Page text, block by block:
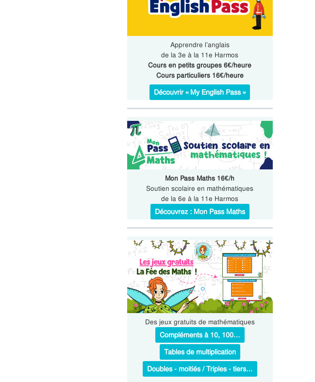
Apprendre l’anglais
de la 3e à la 11e Harmos
Cours en petits groupes 6€/heure
Cours particuliers 16€/heure
Découvrir « My English Pass »
Mon Pass Maths 16€/h
Soutien scolaire en mathématiques
de la 6e à la 11e Harmos
Découvrez : Mon Pass Maths
Des jeux gratuits de mathématiques
Compléments à 10, 100…
Tables de multiplication
Doubles - moitiés / Triples - tiers…